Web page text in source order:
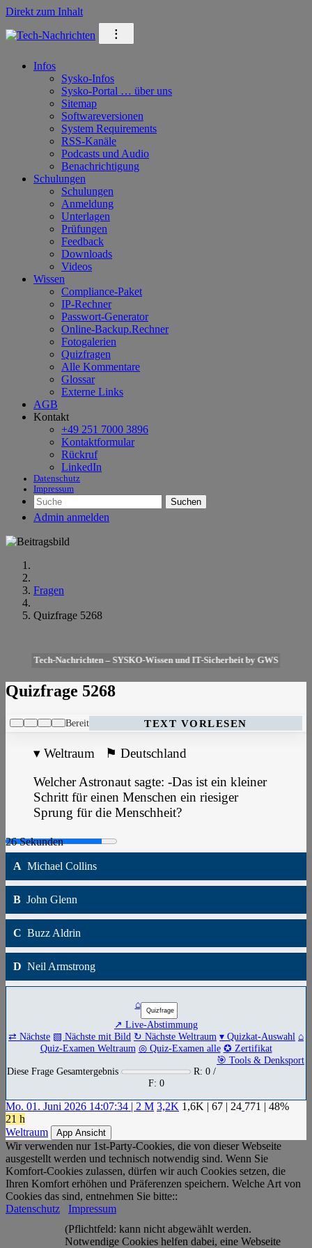
Direkt zum Inhalt
⁝
Infos
Sysko-Infos
Sysko-Portal … über uns
Sitemap
Softwareversionen
System Requirements
RSS-Kanäle
Podcasts und Audio
Benachrichtigung
Schulungen
Schulungen
Anmeldung
Unterlagen
Prüfungen
Feedback
Downloads
Videos
Wissen
Compliance-Paket
IP-Rechner
Passwort-Generator
Online-Backup.Rechner
Fotogalerien
Quizfragen
Alle Kommentare
Glossar
Externe Links
AGB
Kontakt
+49 251 7000 3896
Kontaktformular
Rückruf
LinkedIn
Datenschutz
Impressum
Suchen
Admin anmelden
Fragen
Quizfrage 5268
Tech-Nachrichten – SYSKO-Wissen und IT-Sicherheit by GWS
Quizfrage 5268
Bereit TEXT VORLESEN
▾ Weltraum ⚑ Deutschland
Welcher Astronaut sagte: -Das ist ein kleiner
Schritt für einen Menschen ein riesiger
Sprung für die Menschheit?
A Michael Collins
B John Glenn
C Buzz Aldrin
D Neil Armstrong
⌂
↗ Live-Abstimmung
⇄ Nächste ▧ Nächste mit Bild ↻ Nächste Weltraum ▾ Quizkat-Auswahl ⌂
Quiz-Examen Weltraum ◎ Quiz-Examen alle ✪ Zertifikat
🎯 Tools & Denksport
Diese Frage Gesamtergebnis
R: 0 /
F: 0
Mo. 01. Juni 2026 14:07:34 | 2 M 3,2K 1,6K | 67 | 24 771 | 48%
21 h
Weltraum
App Ansicht
Wir verwenden nur 1st-Party-Cookies, die von dieser Webseite
ausgestellt werden und technisch notwendig sind. Wenn Sie
Komfort-Cookies zulassen, dürfen wir auch Cookies setzen, die
Ihren Komfort erhöhen und Präferenzen speichern. Welche Art von
Cookies das sind, entnehmen Sie bitte::
Datenschutz
Impressum
(Pflichtfeld: kann nicht abgewählt werden.
Notwendige Cookies helfen dabei, eine Webseite